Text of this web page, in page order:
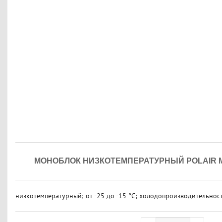
МОНОБЛОК НИЗКОТЕМПЕРАТУРНЫЙ POLAIR
низкотемпературный; от -25 до -15 °C;